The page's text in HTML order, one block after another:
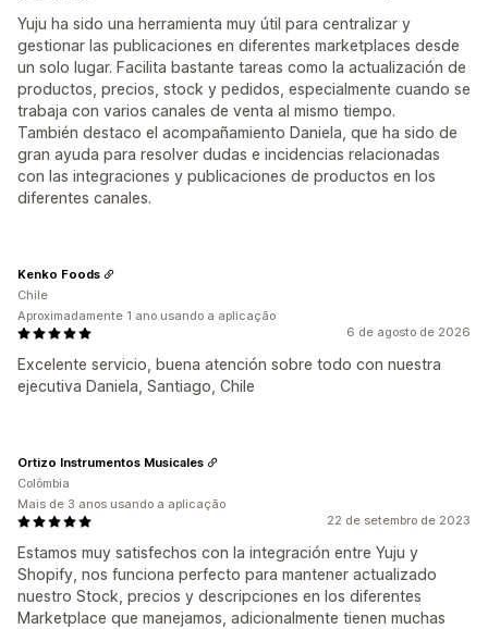
Yuju ha sido una herramienta muy útil para centralizar y
gestionar las publicaciones en diferentes marketplaces desde
un solo lugar. Facilita bastante tareas como la actualización de
productos, precios, stock y pedidos, especialmente cuando se
trabaja con varios canales de venta al mismo tiempo.
También destaco el acompañamiento Daniela, que ha sido de
gran ayuda para resolver dudas e incidencias relacionadas
con las integraciones y publicaciones de productos en los
diferentes canales.
6 de agosto de 2026
Excelente servicio, buena atención sobre todo con nuestra
ejecutiva Daniela, Santiago, Chile
Kenko Foods
Chile
Aproximadamente 1 ano usando a aplicação
22 de setembro de 2023
Estamos muy satisfechos con la integración entre Yuju y
Shopify, nos funciona perfecto para mantener actualizado
nuestro Stock, precios y descripciones en los diferentes
Marketplace que manejamos, adicionalmente tienen muchas
Ortizo Instrumentos Musicales
Colômbia
Mais de 3 anos usando a aplicação